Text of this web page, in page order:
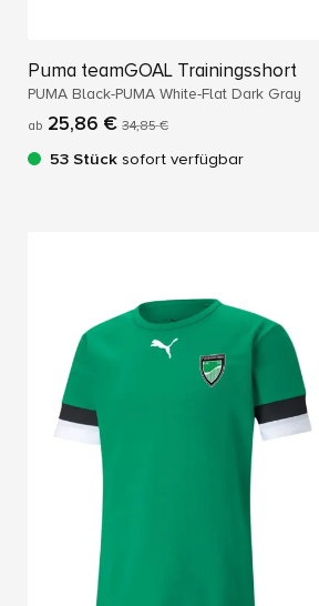
Puma teamGOAL Trainingsshort
PUMA Black-PUMA White-Flat Dark Gray
ab 25,86 € 34,85 €
53 Stück sofort verfügbar